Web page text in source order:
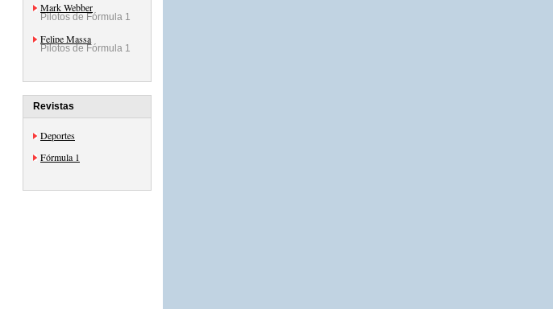
Mark Webber
Pilotos de Fórmula 1
Felipe Massa
Pilotos de Fórmula 1
Revistas
Deportes
Fórmula 1